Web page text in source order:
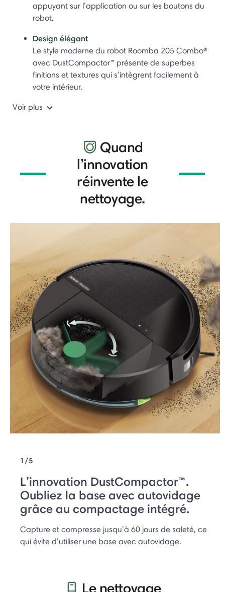
appuyant sur l’application ou sur les boutons du
robot.
Design élégant
Le style moderne du robot Roomba 205 Combo®
avec DustCompactor™ présente de superbes
finitions et textures qui s’intègrent facilement à
votre intérieur.
Voir plus
Quand
l’innovation
réinvente le
nettoyage.
1/5
L’innovation DustCompactor™.
Oubliez la base avec autovidage
grâce au compactage intégré.
Capture et compresse jusqu’à 60 jours de saleté, ce
qui évite d’utiliser une base avec autovidage.
Le nettoyage